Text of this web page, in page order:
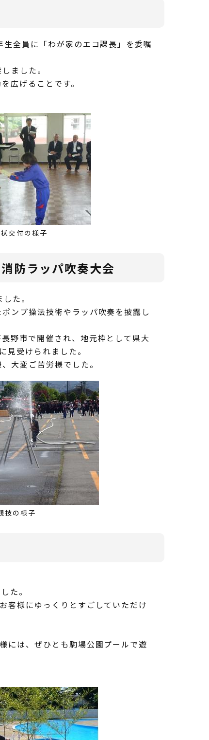
全員に「わが家のエコ課長」を委嘱
ました。
広げることです。
交付の様子
防ラッパ吹奏大会
た。
ンプ操法技術やラッパ吹奏を披露し
野市で開催され、地元枠として県大
受けられました。
大変ご苦労様でした。
技の様子
た。
客様にゆっくりとすごしていただけ
には、ぜひとも駒場公園プールで遊